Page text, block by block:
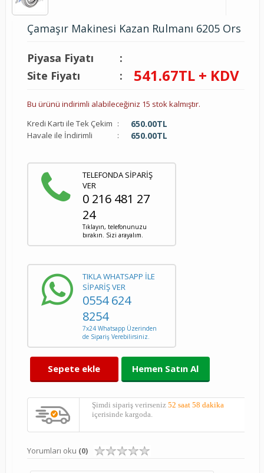
Çamaşır Makinesi Kazan Rulmanı 6205 Ors
Piyasa Fiyatı
:
Site Fiyatı
: 541.67TL + KDV
Bu ürünü indirimli alabileceğiniz 15 stok kalmıştır.
Kredi Kartı ile Tek Çekim : 650.00TL
Havale ile İndirimli : 650.00TL
TELEFONDA SİPARİŞ
VER
0 216 481 27
24
Tıklayın, telefonunuzu
bırakın. Sizi arayalım.
TIKLA WHATSAPP İLE
SİPARİŞ VER
0554 624
8254
7x24 Whatsapp Üzerinden
de Sipariş Verebilirsiniz.
Sepete ekle Hemen Satın Al
Şimdi sipariş verirseniz 52 saat 58 dakika
içerisinde kargoda.
Yorumları oku (0)